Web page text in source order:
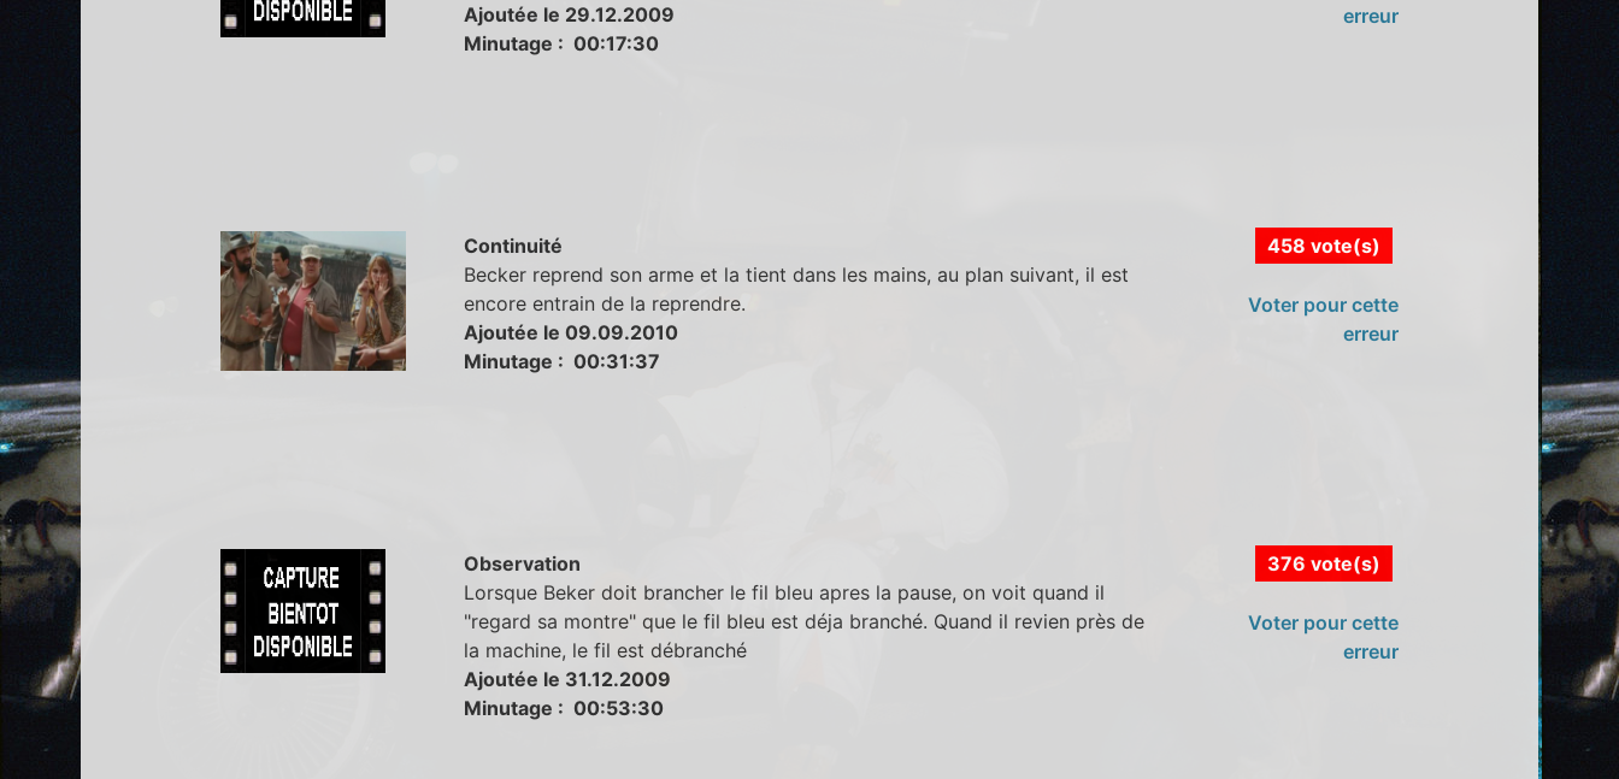
Ajoutée le 29.12.2009
Minutage : 00:17:30
erreur
Continuité
Becker reprend son arme et la tient dans les mains, au plan suivant, il est
encore entrain de la reprendre.
Ajoutée le 09.09.2010
Minutage : 00:31:37
458 vote(s)
Voter pour cette
erreur
Observation
Lorsque Beker doit brancher le fil bleu apres la pause, on voit quand il
"regard sa montre" que le fil bleu est déja branché. Quand il revien près de
la machine, le fil est débranché
Ajoutée le 31.12.2009
Minutage : 00:53:30
376 vote(s)
Voter pour cette
erreur